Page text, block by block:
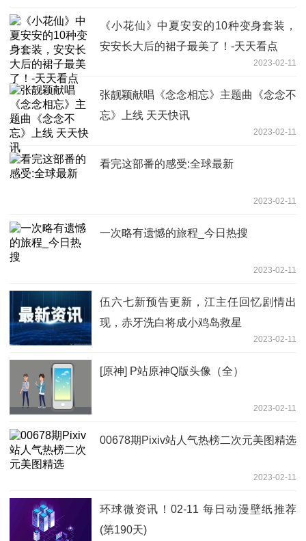
《小花仙》中夏安安的10种变身套装，
安安长大后的裙子最美了！-天天看点
2023-02-11
张靓颖献唱《念念相忘》主题曲《念念不
忘》上线 天天快讯
2023-02-11
看完这部番的感受:全球最新
2023-02-11
一次略有遗憾的旅程_今日热搜
2023-02-11
伍六七新预告更新，江主任回忆剧情出
现，赤牙洗白将成小鸡岛救星
2023-02-11
[原神] P站原神Q版头像（全）
2023-02-11
00678期Pixiv站人气热榜二次元美图精选
2023-02-11
环球微资讯！02-11 每日动漫壁纸推荐
(第190天)